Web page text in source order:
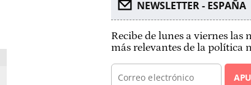
NEWSLETTER - ESPAÑA
Recibe de lunes a viernes las
más relevantes de la política